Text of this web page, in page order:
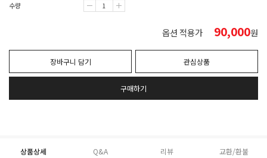
수량
옵션 적용가 90,000원
장바구니 담기 관심상품
구매하기
상품상세 Q&A 리뷰 교환/환불